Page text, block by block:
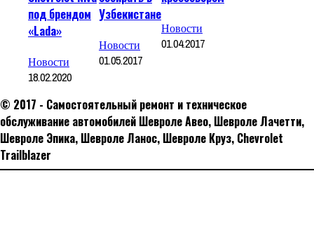
под брендом
«Lada»
Новости
18.02.2020
Узбекистане
Новости
01.05.2017
Новости
01.04.2017
© 2017 - Самостоятельный ремонт и техническое
обслуживание автомобилей Шевроле Авео, Шевроле Лачетти,
Шевроле Эпика, Шевроле Ланос, Шевроле Круз, Сhevrolet
Trailblazer